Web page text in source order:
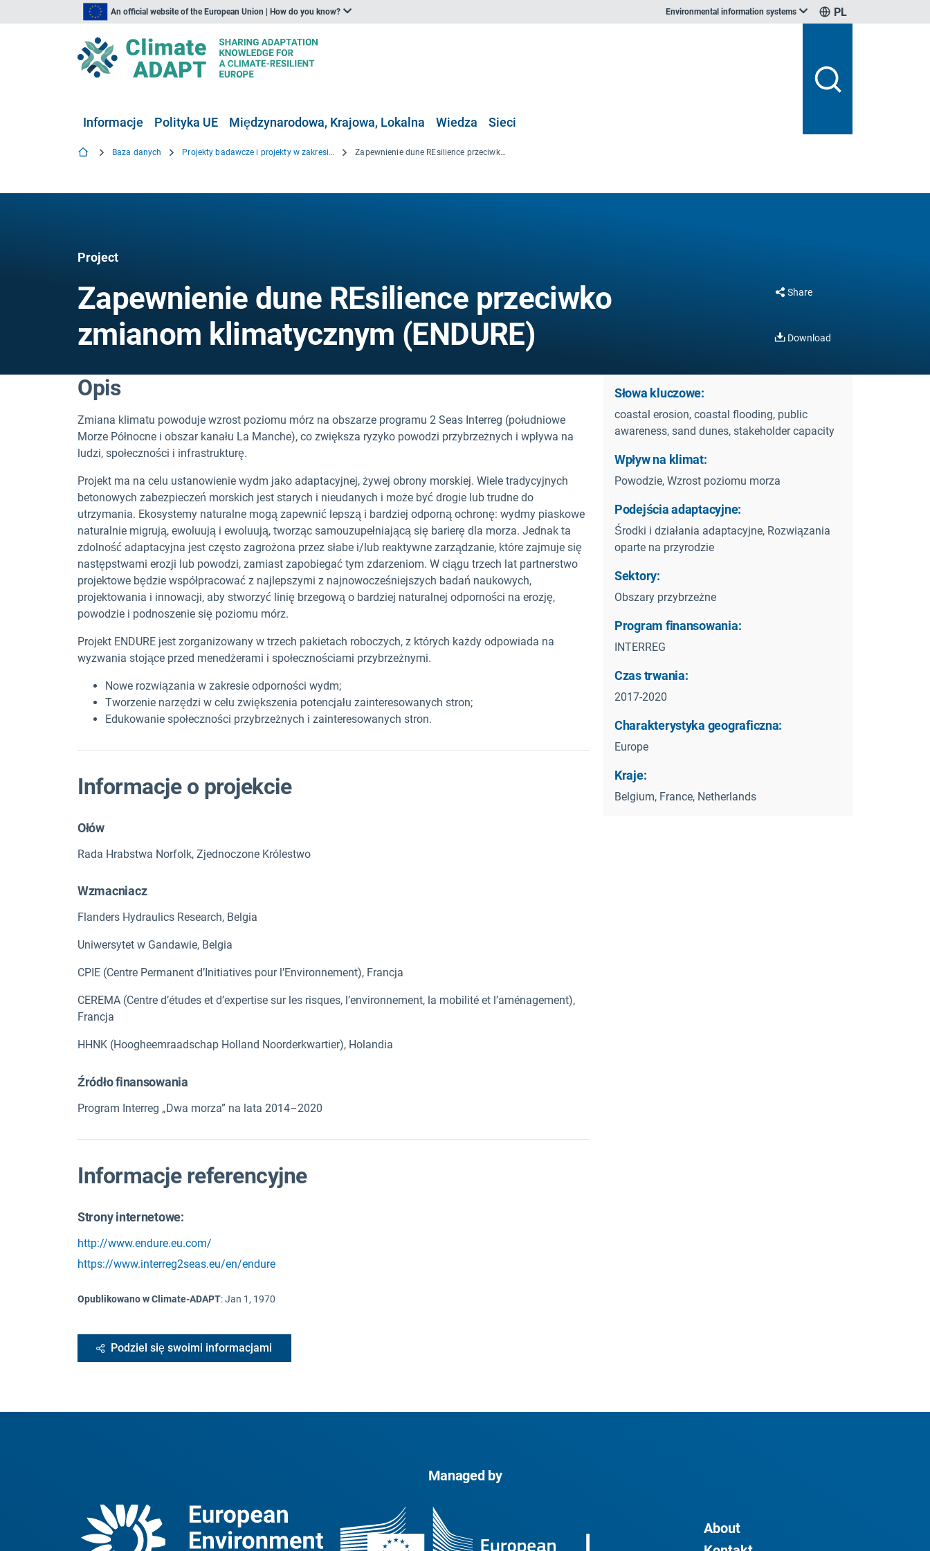
An official website of the European Union | How do you know? Environmental information systems PL
Informacje Polityka UE Międzynarodowa, Krajowa, Lokalna Wiedza Sieci
Baza danych Projekty badawcze i projekty w zakresie wiedzy Zapewnienie dune REsilience przeciwko zmianom klimatycznym
Project
Zapewnienie dune REsilience przeciwko
zmianom klimatycznym (ENDURE)
Share
Download
Opis
Zmiana klimatu powoduje wzrost poziomu mórz na obszarze programu 2 Seas Interreg (południowe
Morze Północne i obszar kanału La Manche), co zwiększa ryzyko powodzi przybrzeżnych i wpływa na
ludzi, społeczności i infrastrukturę.
Projekt ma na celu ustanowienie wydm jako adaptacyjnej, żywej obrony morskiej. Wiele tradycyjnych
betonowych zabezpieczeń morskich jest starych i nieudanych i może być drogie lub trudne do
utrzymania. Ekosystemy naturalne mogą zapewnić lepszą i bardziej odporną ochronę: wydmy piaskowe
naturalnie migrują, ewoluują i ewoluują, tworząc samouzupełniającą się barierę dla morza. Jednak ta
zdolność adaptacyjna jest często zagrożona przez słabe i/lub reaktywne zarządzanie, które zajmuje się
następstwami erozji lub powodzi, zamiast zapobiegać tym zdarzeniom. W ciągu trzech lat partnerstwo
projektowe będzie współpracować z najlepszymi z najnowocześniejszych badań naukowych,
projektowania i innowacji, aby stworzyć linię brzegową o bardziej naturalnej odporności na erozję,
powodzie i podnoszenie się poziomu mórz.
Projekt ENDURE jest zorganizowany w trzech pakietach roboczych, z których każdy odpowiada na
wyzwania stojące przed menedżerami i społecznościami przybrzeżnymi.
Nowe rozwiązania w zakresie odporności wydm;
Tworzenie narzędzi w celu zwiększenia potencjału zainteresowanych stron;
Edukowanie społeczności przybrzeżnych i zainteresowanych stron.
Informacje o projekcie
Ołów
Rada Hrabstwa Norfolk, Zjednoczone Królestwo
Wzmacniacz
Flanders Hydraulics Research, Belgia
Uniwersytet w Gandawie, Belgia
CPIE (Centre Permanent d’Initiatives pour l’Environnement), Francja
CEREMA (Centre d’études et d’expertise sur les risques, l’environnement, la mobilité et l’aménagement),
Francja
HHNK (Hoogheemraadschap Holland Noorderkwartier), Holandia
Źródło finansowania
Program Interreg „Dwa morza” na lata 2014–2020
Informacje referencyjne
Strony internetowe:
http://www.endure.eu.com/
https://www.interreg2seas.eu/en/endure
Opublikowano w Climate-ADAPT:Jan 1, 1970
Podziel się swoimi informacjami
Słowa kluczowe:
coastal erosion, coastal flooding, public
awareness, sand dunes, stakeholder capacity
Wpływ na klimat:
Powodzie, Wzrost poziomu morza
Podejścia adaptacyjne:
Środki i działania adaptacyjne, Rozwiązania
oparte na przyrodzie
Sektory:
Obszary przybrzeżne
Program finansowania:
INTERREG
Czas trwania:
2017-2020
Charakterystyka geograficzna:
Europe
Kraje:
Belgium, France, Netherlands
Managed by
About